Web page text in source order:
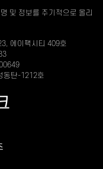
및 정보를 주기적으로 올리
에이팩시티 409호
동탄-1212호